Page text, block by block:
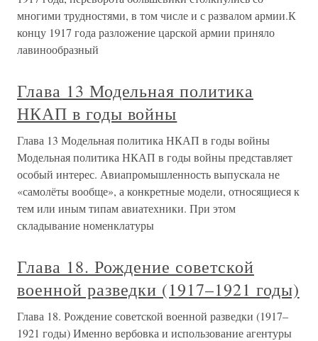
многими трудностями, в том числе и с развалом армии.К
концу 1917 года разложение царской армии приняло
лавинообразный
Глава 13 Модельная политика
НКАП в годы войны
Глава 13 Модельная политика НКАП в годы войны
Модельная политика НКАП в годы войны представляет
особый интерес. Авиапромышленность выпускала не
«самолёты вообще», а конкретные модели, относящиеся к
тем или иным типам авиатехники. При этом
складывание номенклатуры
Глава 18. Рождение советской
военной разведки (1917–1921 годы)
Глава 18. Рождение советской военной разведки (1917–
1921 годы) Именно вербовка и использование агентуры